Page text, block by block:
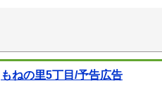
もねの里5丁目/予告広告